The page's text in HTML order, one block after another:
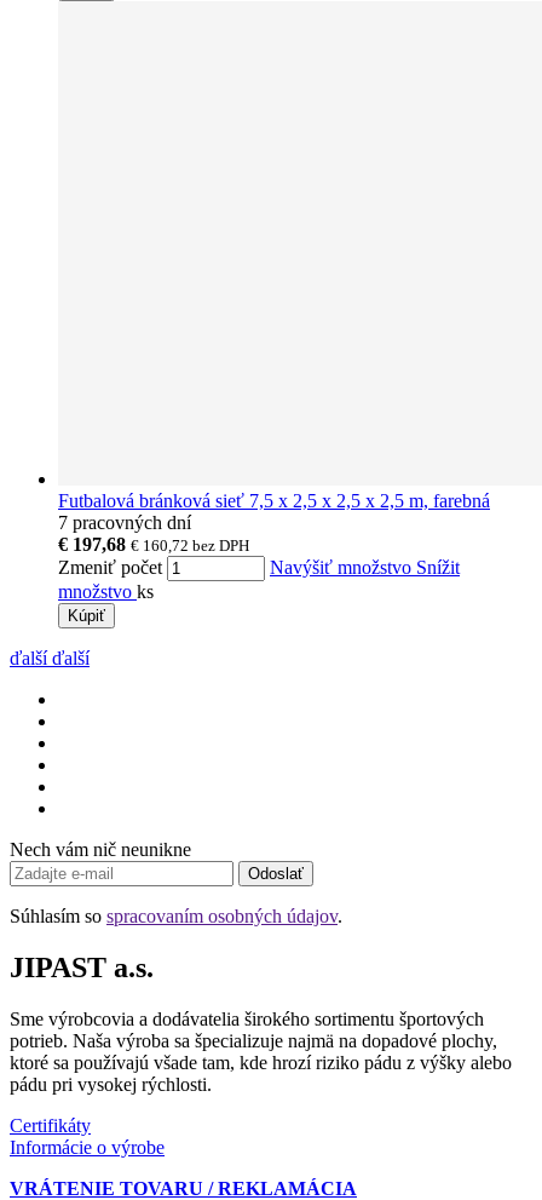
Futbalová bránková sieť 7,5 x 2,5 x 2,5 x 2,5 m, farebná
7 pracovných dní
€ 197,68 € 160,72 bez DPH
Zmeniť počet Navýšiť množstvo Snížit
množstvo ks
Kúpiť
ďalší ďalší
Nech vám nič neunikne
Odoslať
Súhlasím so spracovaním osobných údajov.
JIPAST a.s.
Sme výrobcovia a dodávatelia širokého sortimentu športových
potrieb. Naša výroba sa špecializuje najmä na dopadové plochy,
ktoré sa používajú všade tam, kde hrozí riziko pádu z výšky alebo
pádu pri vysokej rýchlosti.
Certifikáty
Informácie o výrobe
VRÁTENIE TOVARU / REKLAMÁCIA